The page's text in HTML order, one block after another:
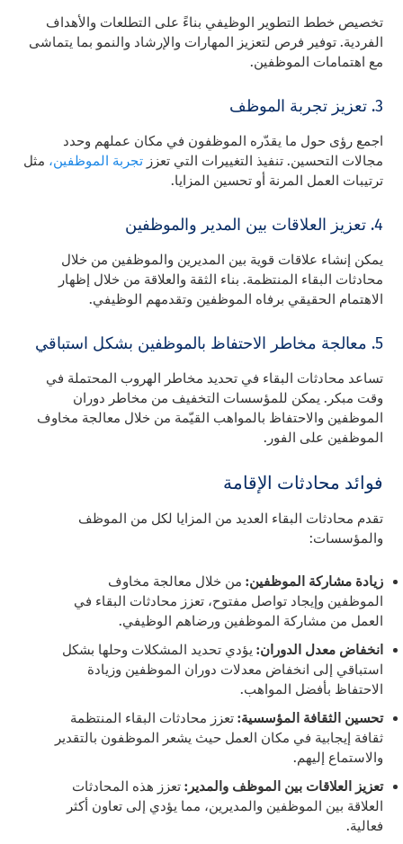
تخصيص خطط التطوير الوظيفي بناءً على التطلعات والأهداف
الفردية. توفير فرص لتعزيز المهارات والإرشاد والنمو بما يتماشى
مع اهتمامات الموظفين.
3. تعزيز تجربة الموظف
اجمع رؤى حول ما يقدّره الموظفون في مكان عملهم وحدد
مجالات التحسين. تنفيذ التغييرات التي تعززتجربة الموظفين، مثل
ترتيبات العمل المرنة أو تحسين المزايا.
4. تعزيز العلاقات بين المدير والموظفين
يمكن إنشاء علاقات قوية بين المديرين والموظفين من خلال
محادثات البقاء المنتظمة. بناء الثقة والعلاقة من خلال إظهار
الاهتمام الحقيقي برفاه الموظفين وتقدمهم الوظيفي.
5. معالجة مخاطر الاحتفاظ بالموظفين بشكل استباقي
تساعد محادثات البقاء في تحديد مخاطر الهروب المحتملة في
وقت مبكر. يمكن للمؤسسات التخفيف من مخاطر دوران
الموظفين والاحتفاظ بالمواهب القيّمة من خلال معالجة مخاوف
الموظفين على الفور.
فوائد محادثات الإقامة
تقدم محادثات البقاء العديد من المزايا لكل من الموظف
والمؤسسات:
زيادة مشاركة الموظفين: من خلال معالجة مخاوف
الموظفين وإيجاد تواصل مفتوح، تعزز محادثات البقاء في
العمل من مشاركة الموظفين ورضاهم الوظيفي.
انخفاض معدل الدوران: يؤدي تحديد المشكلات وحلها بشكل
استباقي إلى انخفاض معدلات دوران الموظفين وزيادة
الاحتفاظ بأفضل المواهب.
تحسين الثقافة المؤسسية:تعزز محادثات البقاء المنتظمة
ثقافة إيجابية في مكان العمل حيث يشعر الموظفون بالتقدير
والاستماع إليهم.
تعزيز العلاقات بين الموظف والمدير: تعزز هذه المحادثات
العلاقة بين الموظفين والمديرين، مما يؤدي إلى تعاون أكثر
فعالية.